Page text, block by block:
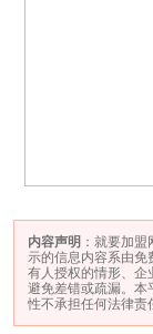
内容声明 ：就要加
示的信息内容系由免
有人授权的情形、企
避免差错或疏漏。本
性不承担任何法律责